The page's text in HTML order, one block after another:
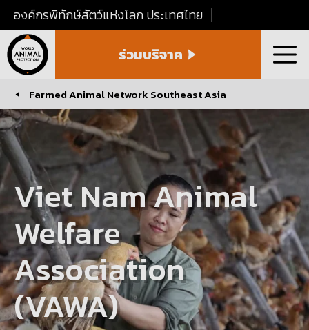
องค์กรพิทักษ์สัตว์แห่งโลก ประเทศไทย
Animal
Protection
Thailand
ร่วมบริจาค เมนู
You are here:
Farmed Animal Network Southeast Asia
Viet Nam Animal
Welfare
Association
(VAWA)